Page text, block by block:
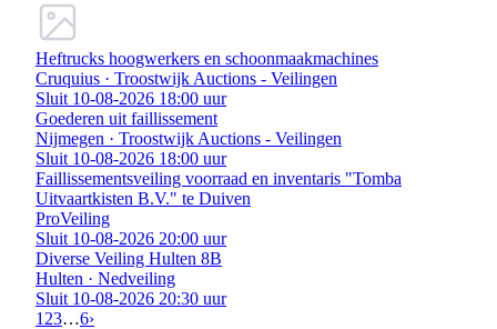
Heftrucks hoogwerkers en schoonmaakmachines
Cruquius · Troostwijk Auctions - Veilingen
Sluit 10-08-2026 18:00 uur
Goederen uit faillissement
Nijmegen · Troostwijk Auctions - Veilingen
Sluit 10-08-2026 18:00 uur
Faillissementsveiling voorraad en inventaris "Tomba
Uitvaartkisten B.V." te Duiven
ProVeiling
Sluit 10-08-2026 20:00 uur
Diverse Veiling Hulten 8B
Hulten · Nedveiling
Sluit 10-08-2026 20:30 uur
1 23…6›